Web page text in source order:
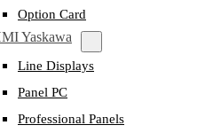
Option Card
Yaskawa
Line Displays
Panel PC
Professional Panels